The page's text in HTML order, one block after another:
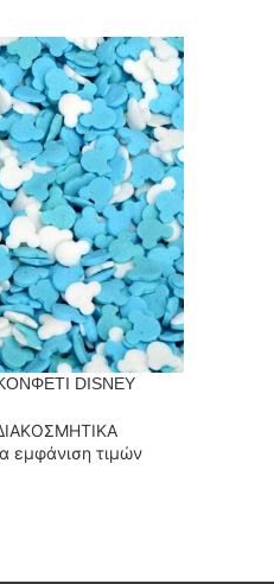
DISNEY
εμφάνιση τιμών